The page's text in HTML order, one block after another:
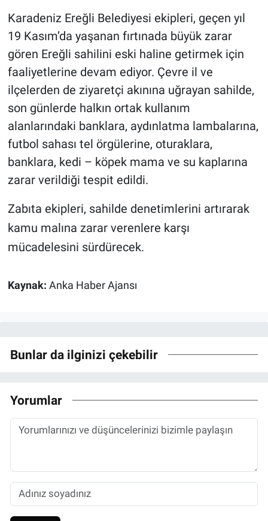
Karadeniz Ereğli Belediyesi ekipleri, geçen yıl
19 Kasım’da yaşanan fırtınada büyük zarar
gören Ereğli sahilini eski haline getirmek için
faaliyetlerine devam ediyor. Çevre il ve
ilçelerden de ziyaretçi akınına uğrayan sahilde,
son günlerde halkın ortak kullanım
alanlarındaki banklara, aydınlatma lambalarına,
futbol sahası tel örgülerine, oturaklara,
banklara, kedi – köpek mama ve su kaplarına
zarar verildiği tespit edildi.
Zabıta ekipleri, sahilde denetimlerini artırarak
kamu malına zarar verenlere karşı
mücadelesini sürdürecek.
Kaynak: Anka Haber Ajansı
Bunlar da ilginizi çekebilir
Yorumlar